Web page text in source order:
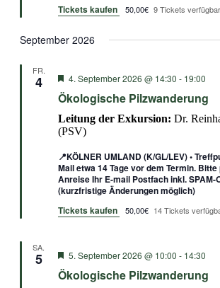
Tickets kaufen
50,00€ 9 Tickets verfügbar
September 2026
FR.
4 Empfohlen
4. September 2026 @ 14:30 - 19:00
Ökologische Pilzwanderung
Leitung der Exkursion: Dr.
(PSV)
📍KÖLNER UMLAND (K/GL/LEV) •
Mail etwa 14 Tage vor dem Termin.
Anreise Ihr E-mail Postfach inkl. SPAM-
(kurzfristige Änderungen möglich)
Tickets kaufen
50,00€ 14 Tickets
SA.
5 Empfohlen
5. September 2026 @ 10:00 - 14:30
Ökologische Pilzwanderung